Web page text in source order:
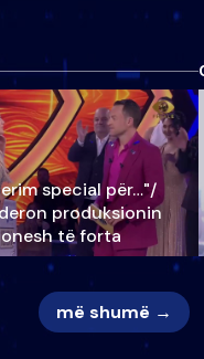
special për…"/
produksionin
të forta
më shumë →